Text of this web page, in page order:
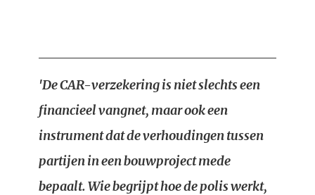
'De CAR-verzekering is niet slechts een
financieel vangnet, maar ook een
instrument dat de verhoudingen tussen
partijen in een bouwproject mede
bepaalt. Wie begrijpt hoe de polis werkt,